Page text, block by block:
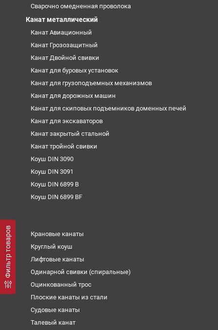
Фильтр товаров
Сварочно омедненная проволока
Канат металлический
Канат Авиационный
Канат Грозозащитный
Канат Двойной свивки
Канат для буровых установок
Канат для грузоподъемных механизмов
Канат для дорожных машин
Канат для скиповых подъемников доменных печей
Канат для экскаваторов
Канат закрытый стальной
Канат тройной свивки
Коуш DIN 3090
Коуш DIN 3091
Коуш DIN 6899 B
Коуш DIN 6899 BF
Крановые канаты
Круглый коуш
Лифтовые канаты
Одинарной свивки (спиральные)
Оцинкованный трос
Плоские канаты из стали
Судовые канаты
Талевый канат